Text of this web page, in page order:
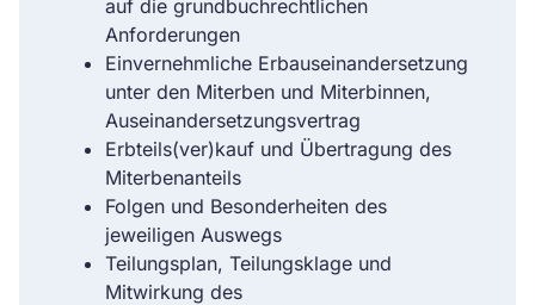
auf die grundbuchrechtlichen
Anforderungen
Einvernehmliche Erbauseinandersetzung
unter den Miterben und Miterbinnen,
Auseinandersetzungsvertrag
Erbteils(ver)kauf und Übertragung des
Miterbenanteils
Folgen und Besonderheiten des
jeweiligen Auswegs
Teilungsplan, Teilungsklage und
Mitwirkung des